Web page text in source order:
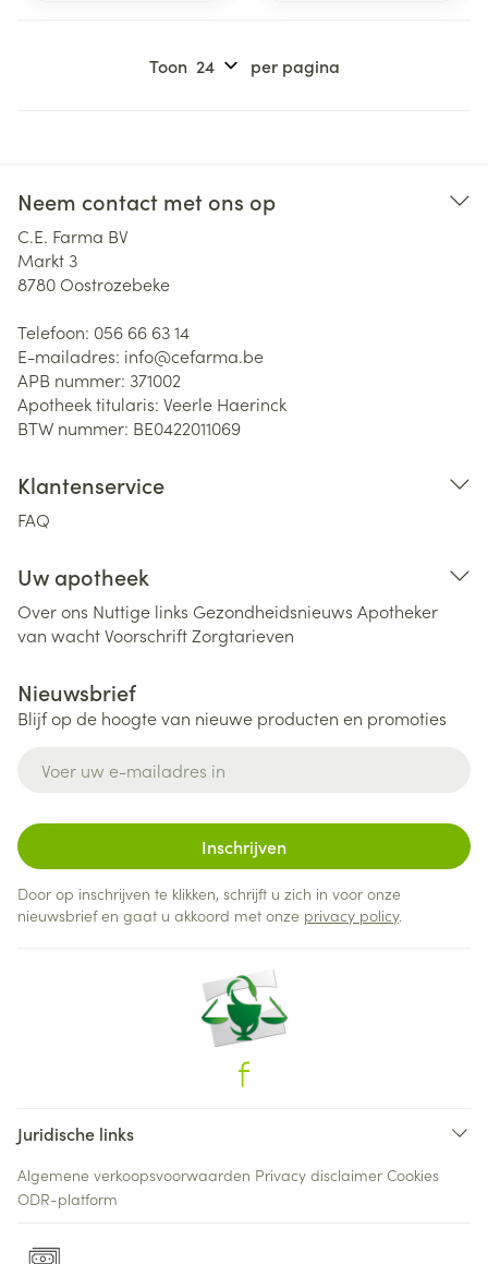
Toon per pagina
Neem contact met ons op
C.E. Farma BV
Markt 3
8780Oostrozebeke
Telefoon: 056 66 63 14
E-mailadres: info@cefarma.be
APB nummer: 371002
Apotheek titularis: Veerle Haerinck
BTW nummer: BE0422011069
Klantenservice
FAQ
Uw apotheek
Over ons Nuttige links Gezondheidsnieuws Apotheker
van wachtVoorschriftZorgtarieven
Nieuwsbrief
Blijf op de hoogte van nieuwe producten en promoties
Inschrijven
Door op inschrijven te klikken, schrijft u zich in voor onze
nieuwsbrief en gaat u akkoord met onze privacy policy.
Juridische links
Algemene verkoopsvoorwaarden Privacy disclaimer Cookies
ODR-platform